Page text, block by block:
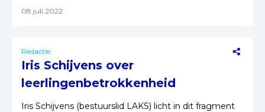
08 juli 2022
Redactie
Iris Schijvens over
leerlingenbetrokkenheid
Iris Schijvens (bestuurslid LAKS) licht in dit fragment